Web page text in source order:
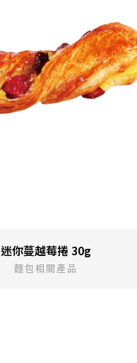
迷你蔓越莓捲 30g
麵包相關產品